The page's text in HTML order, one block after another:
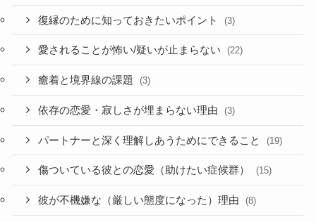
復縁のために知っておきたいポイント (3)
愛されることが怖い/疑いが止まらない (22)
癒着と境界線の課題 (3)
依存の恋愛・寂しさが埋まらない理由 (3)
パートナーと深く理解しあうためにできること (19)
傷ついている彼との恋愛（助けたい症候群） (15)
彼が不機嫌な（厳しい態度になった）理由 (8)